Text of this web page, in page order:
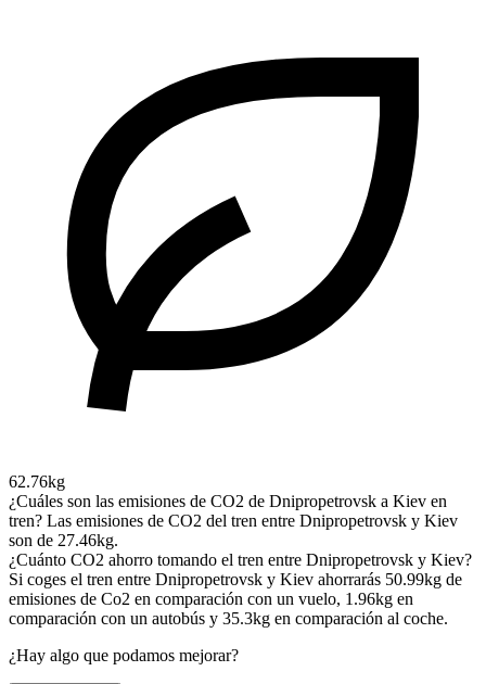
62.76kg
¿Cuáles son las emisiones de CO2 de Dnipropetrovsk a Kiev en
tren? Las emisiones de CO2 del tren entre Dnipropetrovsk y Kiev
son de 27.46kg.
¿Cuánto CO2 ahorro tomando el tren entre Dnipropetrovsk y Kiev?
Si coges el tren entre Dnipropetrovsk y Kiev ahorrarás 50.99kg de
emisiones de Co2 en comparación con un vuelo, 1.96kg en
comparación con un autobús y 35.3kg en comparación al coche.
¿Hay algo que podamos mejorar?